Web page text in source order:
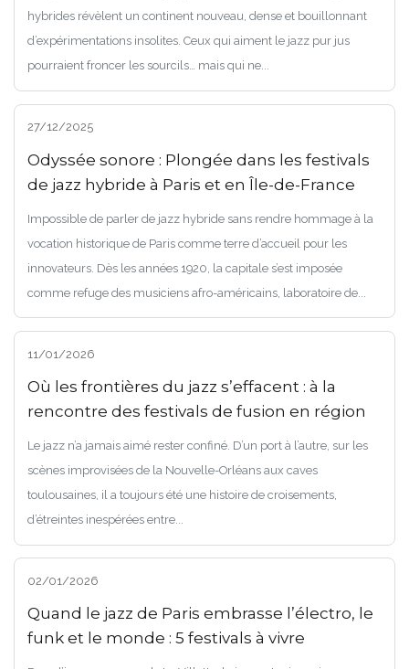
hybrides révèlent un continent nouveau, dense et bouillonnant
d’expérimentations insolites. Ceux qui aiment le jazz pur jus
pourraient froncer les sourcils… mais qui ne...
27/12/2025
Odyssée sonore : Plongée dans les festivals
de jazz hybride à Paris et en Île-de-France
Impossible de parler de jazz hybride sans rendre hommage à la
vocation historique de Paris comme terre d’accueil pour les
innovateurs. Dès les années 1920, la capitale s’est imposée
comme refuge des musiciens afro-américains, laboratoire de...
11/01/2026
Où les frontières du jazz s’effacent : à la
rencontre des festivals de fusion en région
Le jazz n’a jamais aimé rester confiné. D’un port à l’autre, sur les
scènes improvisées de la Nouvelle-Orléans aux caves
toulousaines, il a toujours été une histoire de croisements,
d’étreintes inespérées entre...
02/01/2026
Quand le jazz de Paris embrasse l’électro, le
funk et le monde : 5 festivals à vivre